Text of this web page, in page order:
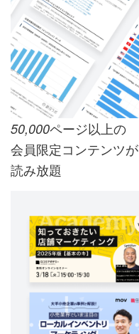
50,000ページ以上の
会員限定コンテンツが
読み放題